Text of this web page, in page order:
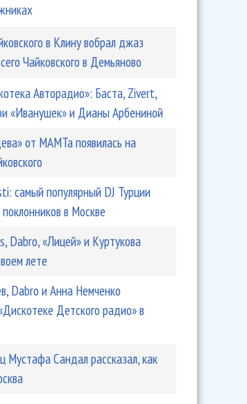
в Клину вобрал джаз
Чайковского в Демьяново
Авторадио»: Баста, Zivert,
«Иванушек» и Дианы Арбениной
от МАМТа появилась на
самый популярный DJ Турции
в Москве
Dabro, «Лицей» и Куртукова
лете
Dabro и Анна Немченко
Детского радио» в
Мустафа Сандал рассказал, как